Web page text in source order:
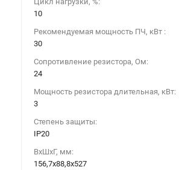
10
Рекомендуемая мощность ПЧ, кВт :
30
Сопротивление резистора, Ом:
24
Мощность резистора длительная, кВт:
3
Степень защиты:
IP20
ВхШхГ, мм:
156,7х88,8х527